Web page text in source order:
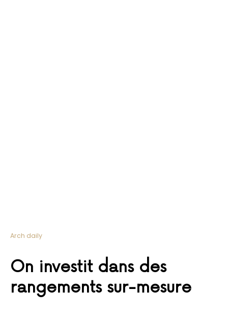
Arch daily
On investit dans des
rangements sur-mesure